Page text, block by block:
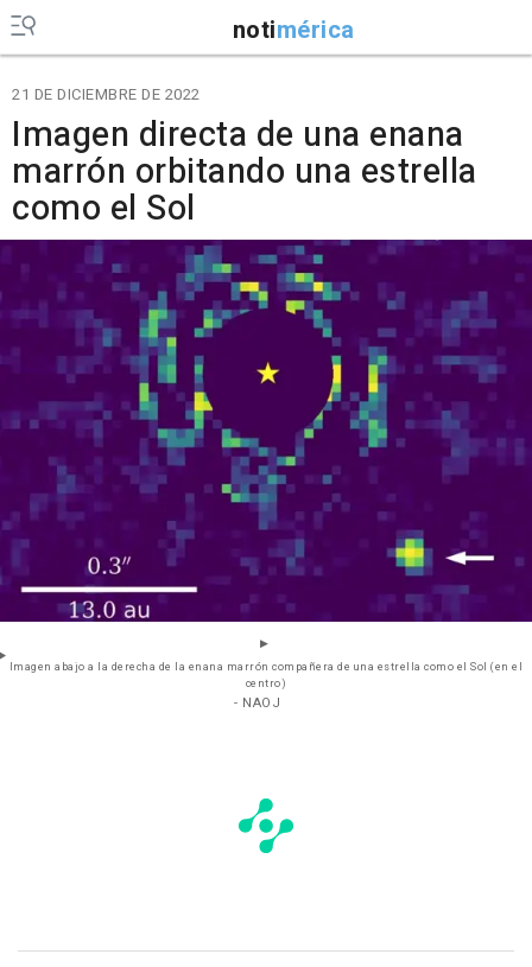
notimérica
21 DE DICIEMBRE DE 2022
Imagen directa de una enana
marrón orbitando una estrella
como el Sol
Imagen abajo a la derecha de la enana marrón compañera de una estrella como el Sol (en el
centro)
- NAOJ